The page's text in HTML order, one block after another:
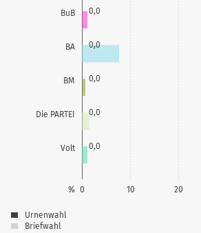
BuB
BA
BM
Die PARTEI
Volt
0 10 20
%
0,0
0,0
0,0
0,0
0,0
Urnenwahl
Briefwahl